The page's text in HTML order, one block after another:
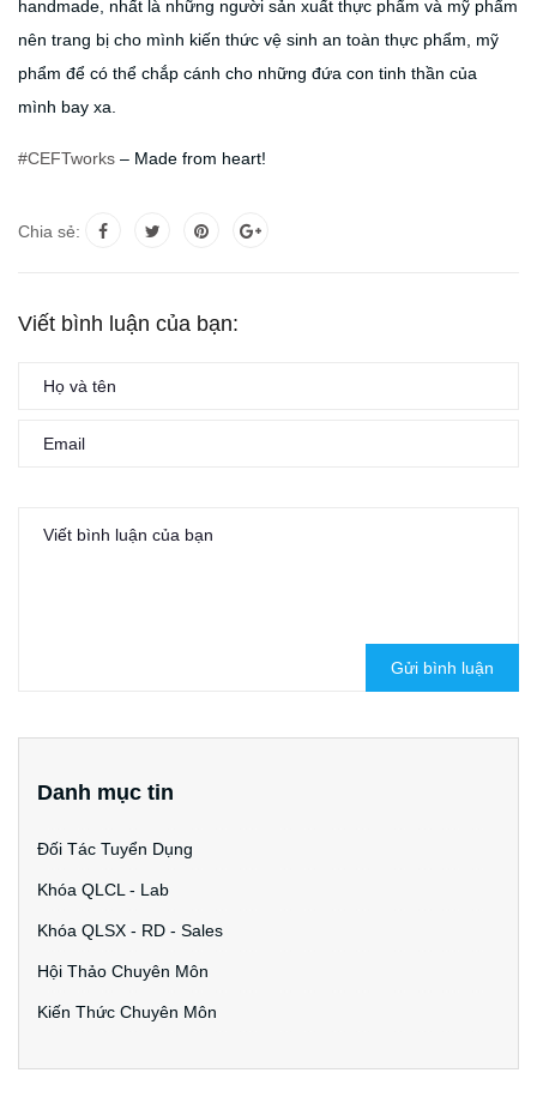
handmade, nhất là những người sản xuất thực phẩm và mỹ phẩm
nên trang bị cho mình kiến thức vệ sinh an toàn thực phẩm, mỹ
phẩm để có thể chắp cánh cho những đứa con tinh thần của
mình bay xa.
#CEFTworks – Made from heart!
Chia sẻ:
Viết bình luận của bạn:
Gửi bình luận
Danh mục tin
Đối Tác Tuyển Dụng
Khóa QLCL - Lab
Khóa QLSX - RD - Sales
Hội Thảo Chuyên Môn
Kiến Thức Chuyên Môn